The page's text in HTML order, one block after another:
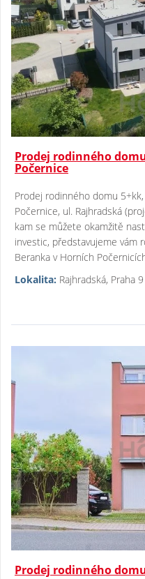
Prodej rodinného
Počernice
Prodej rodinného domu
Počernice, ul. Rajhradská
kam se můžete okamžitě
investic, představujeme vám
Beranka v Horních
Lokalita: Rajhradská, Praha
Prodej rodinného